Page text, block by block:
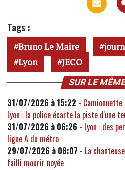
Tags :
Bruno Le Maire
Lyon
JECO
SUR LE
31/07/2026 à 15:22 - Camionnette
Lyon : la police écarte la piste d'une
31/07/2026 à 06:26 - Lyon : des
ligne A du métro
29/07/2026 à 08:07 - La
failli mourir noyée